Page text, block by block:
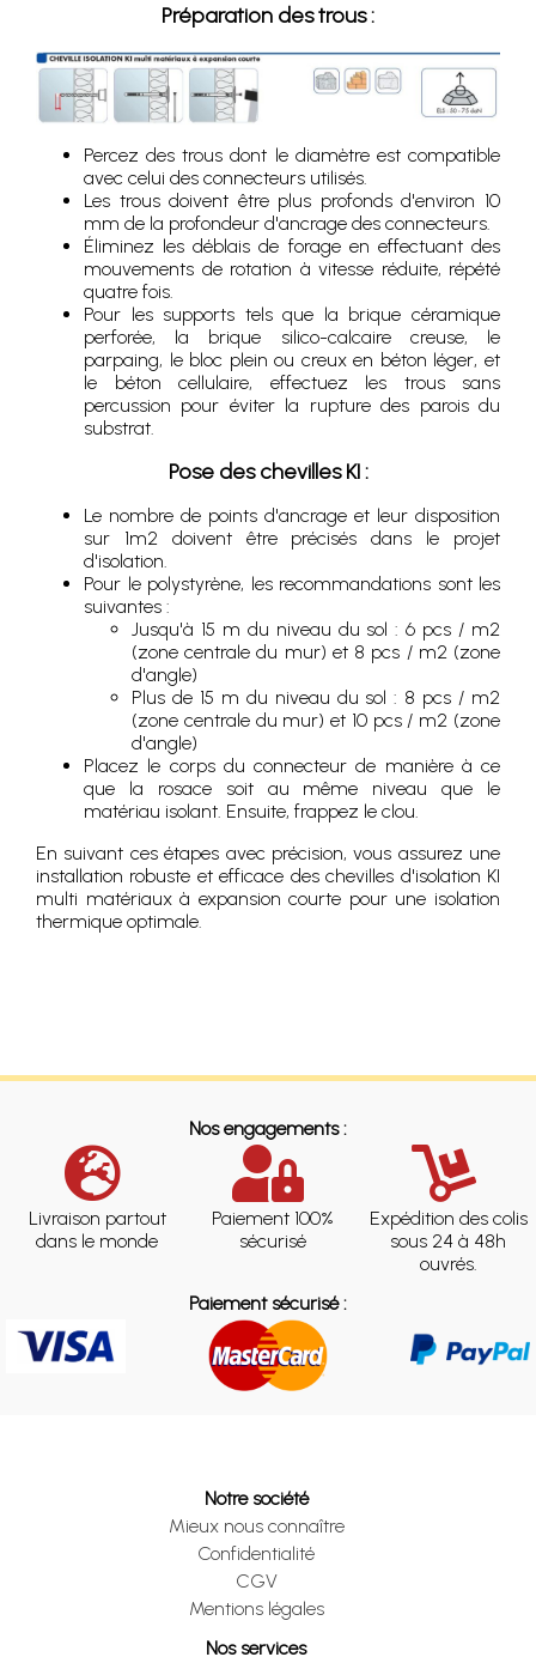
Préparation des trous :
Percez des trous dont le diamètre est compatible
avec celui des connecteurs utilisés.
Les trous doivent être plus profonds d'environ 10
mm de la profondeur d'ancrage des connecteurs.
Éliminez les déblais de forage en effectuant des
mouvements de rotation à vitesse réduite, répété
quatre fois.
Pour les supports tels que la brique céramique
perforée, la brique silico-calcaire creuse, le
parpaing, le bloc plein ou creux en béton léger, et
le béton cellulaire, effectuez les trous sans
percussion pour éviter la rupture des parois du
substrat.
Pose des chevilles KI :
Le nombre de points d'ancrage et leur disposition
sur 1m2 doivent être précisés dans le projet
d'isolation.
Pour le polystyrène, les recommandations sont les
suivantes :
Jusqu'à 15 m du niveau du sol : 6 pcs / m2
(zone centrale du mur) et 8 pcs / m2 (zone
d'angle)
Plus de 15 m du niveau du sol : 8 pcs / m2
(zone centrale du mur) et 10 pcs / m2 (zone
d'angle)
Placez le corps du connecteur de manière à ce
que la rosace soit au même niveau que le
matériau isolant. Ensuite, frappez le clou.
En suivant ces étapes avec précision, vous assurez une
installation robuste et efficace des chevilles d'isolation KI
multi matériaux à expansion courte pour une isolation
thermique optimale.
Nos engagements :
Livraison partout
dans le monde
Paiement 100%
sécurisé
Expédition des colis
sous 24 à 48h
ouvrés.
Paiement sécurisé :
Notre société
Mieux nous connaître
Confidentialité
CGV
Mentions légales
Nos services